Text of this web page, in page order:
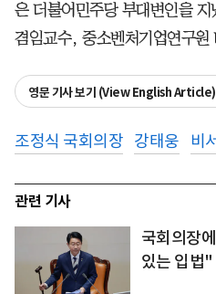
은 더불어민주당 부대변인을
겸임교수, 중소벤처기업연구원
영문 기사 보기 (View English Article)
조정식 국회의장 강태웅 비
관련 기사
국회의장
있는 입법"